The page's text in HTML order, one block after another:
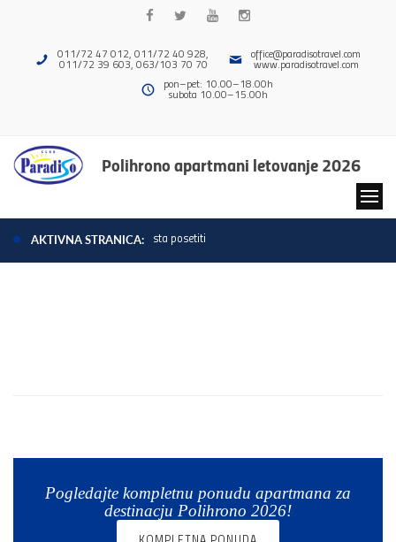
011/72 47 012, 011/72 40 928,
011/72 39 603, 063/103 70 70
office@paradisotravel.com
www.paradisotravel.com
pon–pet: 10.00–18.00h
subota 10.00–15.00h
Polihrono apartmani letovanje 2026
AKTIVNA STRANICA: sta posetiti
Pogledajte kompletnu ponudu apartmana za
destinacju Polihrono 2026!